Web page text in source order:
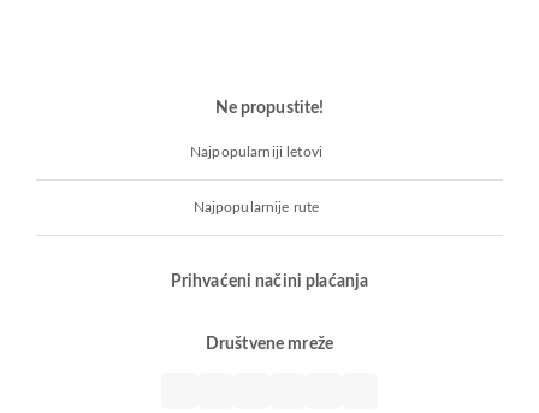
Ne propustite!
Najpopularniji letovi
Najpopularnije rute
Prihvaćeni načini plaćanja
Društvene mreže